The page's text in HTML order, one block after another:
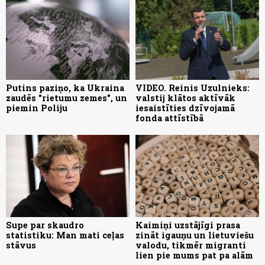
Putins paziņo, ka Ukraina
zaudēs "rietumu zemes", un
piemin Poliju
VIDEO. Reinis Uzulnieks:
valstij klātos aktīvāk
iesaistīties dzīvojamā
fonda attīstībā
Supe par skaudro
statistiku: Man mati ceļas
stāvus
Kaimiņi uzstājīgi prasa
zināt igauņu un lietuviešu
valodu, tikmēr migranti
lien pie mums pat pa alām